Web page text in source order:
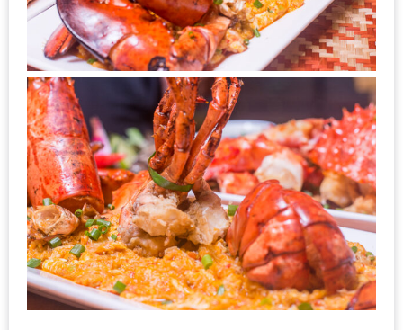
ปี
2557
กิจกรรม
รางวัล
กับ
สมาชิก
ENEWS
น้า
อ้วน
ชวน
หิว